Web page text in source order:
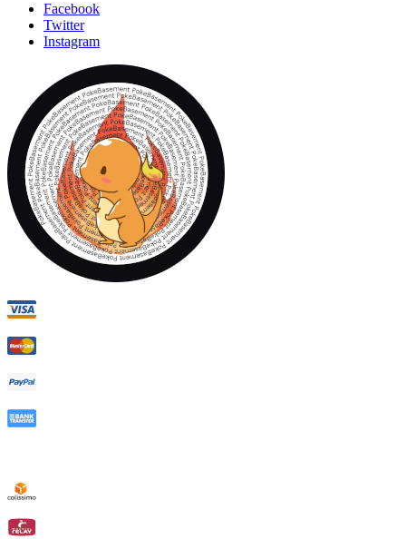
Facebook
Twitter
Instagram